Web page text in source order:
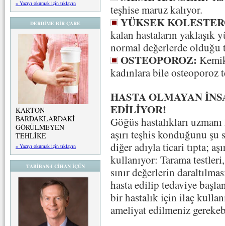
» Yazıyı okumak için tıklayın
DERDİME BİR ÇARE
KARTON
BARDAKLARDAKİ
GÖRÜLMEYEN
TEHLİKE
» Yazıyı okumak için tıklayın
TABİBAN-I CİHAN İÇÜN
teşhise maruz kalıyor.
YÜKSEK
kalan hastaların yaklaşık
normal değerlerde
OSTEOPOROZ:
kadınlara bile osteoporoz
HASTA OLMAYAN
EDİLİYOR!
Göğüs hastalıkları
aşırı teşhis konduğunu
diğer adıyla ticari tıpta;
kullanıyor: Tarama
sınır değerlerin
hasta edilip tedaviye
bir hastalık için ilaç
ameliyat edilmeniz